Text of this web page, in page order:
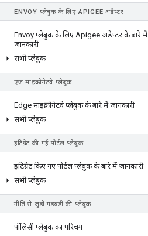
ENVOY प्लेबुक के लिए APIGEE अडैप्टर
Envoy प्लेबुक के लिए Apigee अडैप्टर के बारे में
जानकारी
सभी प्लेबुक
एज माइक्रोगेटवे प्लेबुक
Edge माइक्रोगेटवे प्लेबुक के बारे में जानकारी
सभी प्लेबुक
इंटिग्रेट की गई पोर्टल प्लेबुक
इंटिग्रेट किए गए पोर्टल प्लेबुक के बारे में जानकारी
सभी प्लेबुक
नीति से जुड़ी गड़बड़ी की प्लेबुक
पॉलिसी प्लेबुक का परिचय